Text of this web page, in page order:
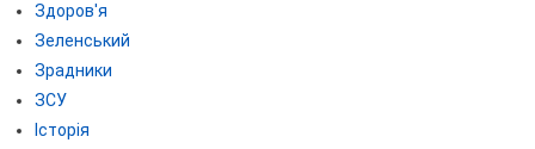
Здоров'я
Зеленський
Зрадники
ЗСУ
Історія